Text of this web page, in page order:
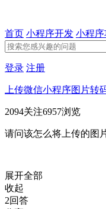
首页 小程序开发 小程
登录 注册
上传微信小程序图片转
2094关注6957浏览
请问该怎么将上传的图
展开全部
收起
2回答